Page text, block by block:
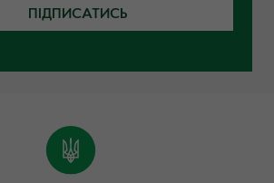
ПІДПИСАТИСЬ